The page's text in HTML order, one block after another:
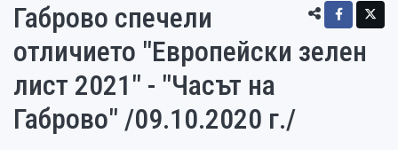
Габрово спечели
отличието "Европейски зелен
лист 2021" - "Часът на
Габрово" /09.10.2020 г./